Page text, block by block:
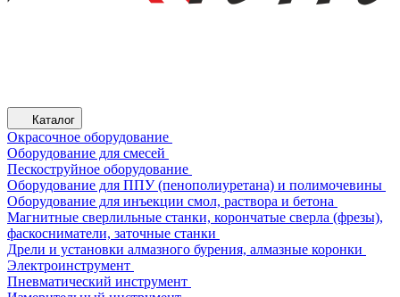
Каталог
Окрасочное оборудование
Оборудование для смесей
Пескоструйное оборудование
Оборудование для ППУ (пенополиуретана) и полимочевины
Оборудование для инъекции смол, раствора и бетона
Магнитные сверлильные станки, корончатые сверла (фрезы),
фаскосниматели, заточные станки
Дрели и установки алмазного бурения, алмазные коронки
Электроинструмент
Пневматический инструмент